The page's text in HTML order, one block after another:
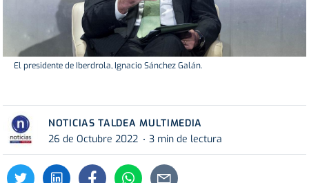
El presidente de Iberdrola, Ignacio Sánchez Galán.
NOTICIAS TALDEA MULTIMEDIA
26 de Octubre 2022
3 min de lectura